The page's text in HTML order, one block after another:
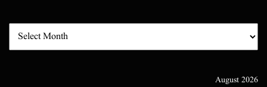
August 2026